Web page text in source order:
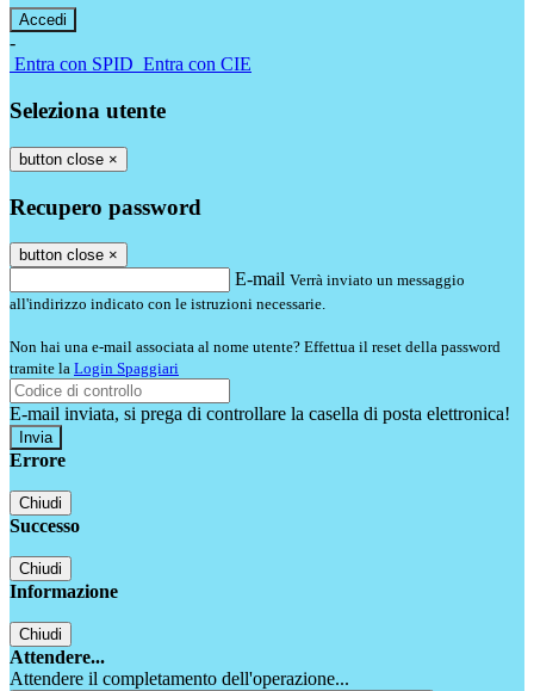
-
Entra con SPID Entra con CIE
Seleziona utente
button close ×
Recupero password
button close ×
E-mail Verrà inviato un messaggio
all'indirizzo indicato con le istruzioni necessarie.
Non hai una e-mail associata al nome utente? Effettua il reset della password
tramite la Login Spaggiari
E-mail inviata, si prega di controllare la casella di posta elettronica!
Errore
Chiudi
Successo
Chiudi
Informazione
Chiudi
Attendere...
Attendere il completamento dell'operazione...